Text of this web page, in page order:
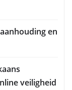
en
veiligheid